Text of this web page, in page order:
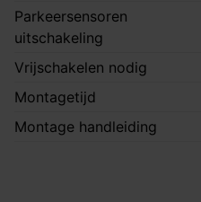
Parkeersensoren
uitschakeling
Vrijschakelen nodig
Montagetijd
Montage handleiding